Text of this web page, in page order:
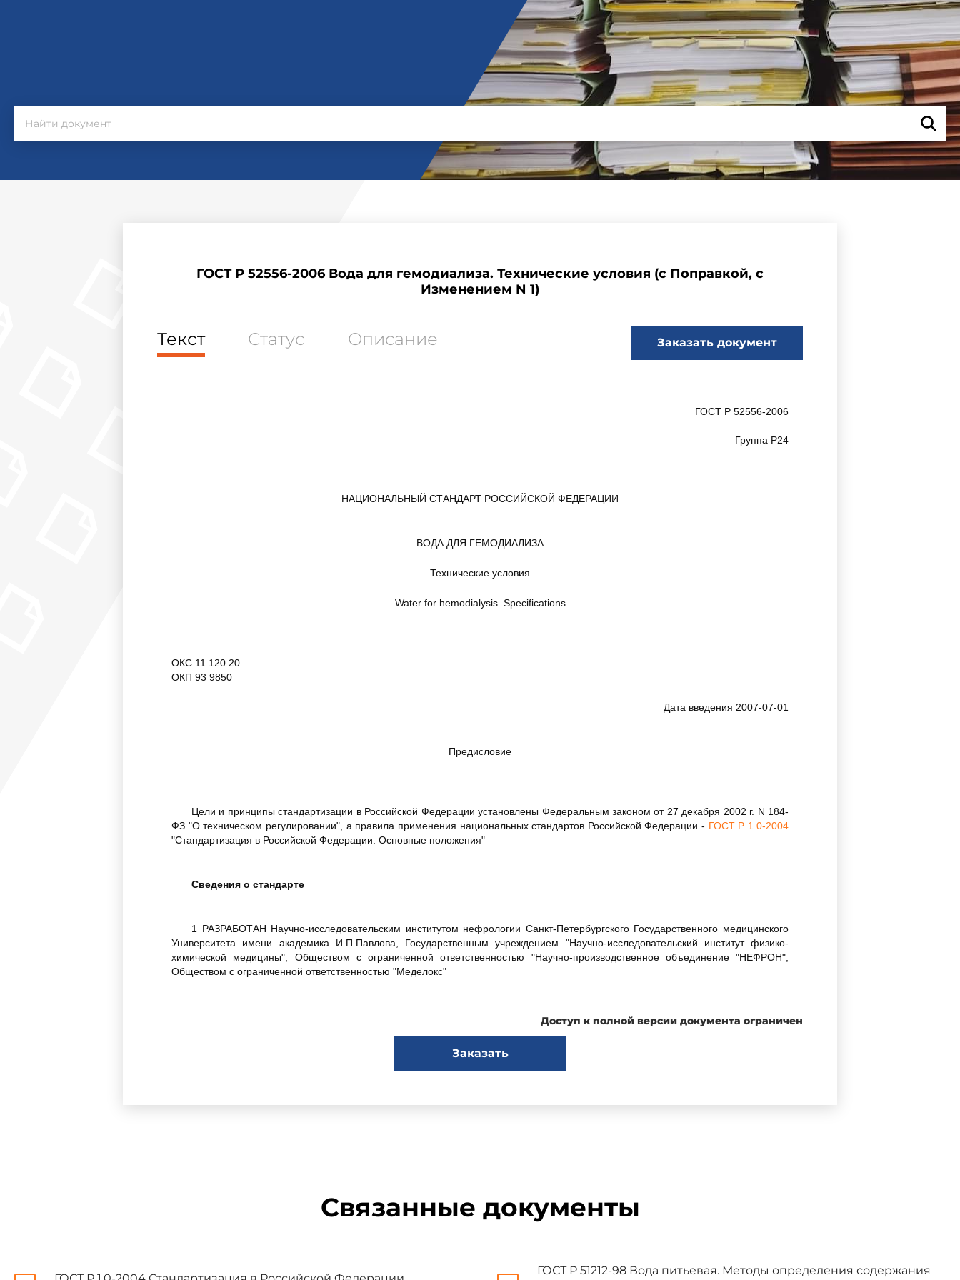
ГОСТ Р 52556-2006 Вода для гемодиализа. Технические условия (с Поправкой, с
Изменением N 1)
Текст Статус Описание Заказать документ
ГОСТ Р 52556-2006
Группа Р24
НАЦИОНАЛЬНЫЙ СТАНДАРТ РОССИЙСКОЙ ФЕДЕРАЦИИ
ВОДА ДЛЯ ГЕМОДИАЛИЗА
Технические условия
Water for hemodialysis. Specifications
ОКС 11.120.20
ОКП 93 9850
Дата введения 2007-07-01
Предисловие
Цели и принципы стандартизации в Российской Федерации установлены Федеральным законом от 27 декабря 2002 г. N 184-
ФЗ "О техническом регулировании", а правила применения национальных стандартов Российской Федерации - ГОСТ Р 1.0-2004
"Стандартизация в Российской Федерации. Основные положения"
Сведения о стандарте
1 РАЗРАБОТАН Научно-исследовательским институтом нефрологии Санкт-Петербургского Государственного медицинского
Университета имени академика И.П.Павлова, Государственным учреждением "Научно-исследовательский институт физико-
химической медицины", Обществом с ограниченной ответственностью "Научно-производственное объединение "НЕФРОН",
Обществом с ограниченной ответственностью "Меделокс"
2 ВНЕСЕН Техническим комитетом по стандартизации ТК 380 "Клинические лабораторные исследования и диагностические
3 УТВЕРЖДЕН И ВВЕДЕН В ДЕЙСТВИЕ Приказом Федерального агентства по техническому регулированию и метрологии от
Доступ к полной версии документа ограничен
Заказать
Связанные документы
ГОСТ Р 51212-98 Вода питьевая. Методы определения содержания